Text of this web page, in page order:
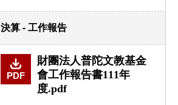
決算 - 工作報告
PDF
財團法人普陀文教基金
會工作報告書111年
度.pdf